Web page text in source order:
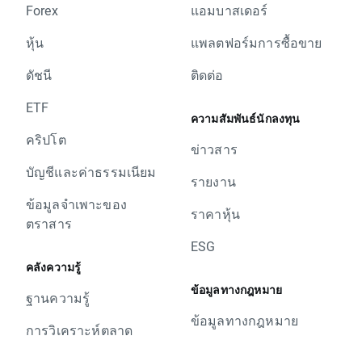
Forex
หุ้น
ดัชนี
ETF
คริปโต
บัญชีและค่าธรรมเนียม
ข้อมูลจำเพาะของ
ตราสาร
คลังความรู้
ฐานความรู้
การวิเคราะห์ตลาด
แอมบาสเดอร์
แพลตฟอร์มการซื้อขาย
ติดต่อ
ความสัมพันธ์นักลงทุน
ข่าวสาร
รายงาน
ราคาหุ้น
ESG
ข้อมูลทางกฎหมาย
ข้อมูลทางกฎหมาย